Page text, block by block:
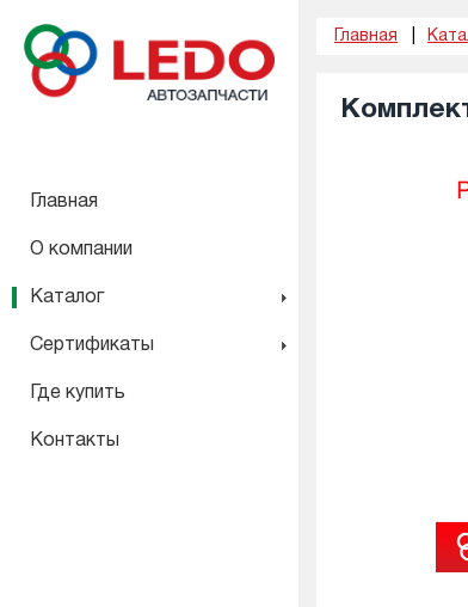
Главная
О компании
Каталог
Сертификаты
Где купить
Контакты
Главная